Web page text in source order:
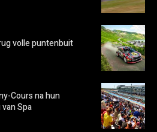
volle puntenbuit
Cours na hun
Spa